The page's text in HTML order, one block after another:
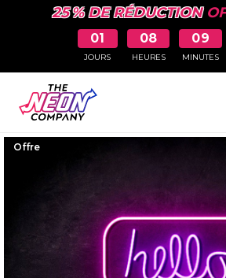
25 % DE RÉDUCTION
01
JOURS
08
HEURES
09
MINUTES
Offre